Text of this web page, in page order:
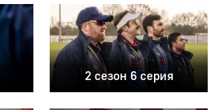
2 сезон 6 серия